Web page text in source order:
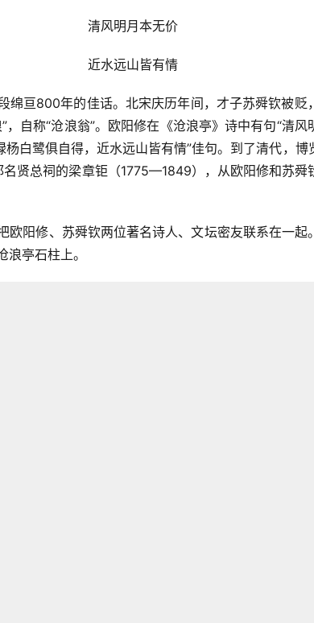
清风明月本无价
近水远山皆有情
绵亘800年的佳话。北宋庆历年间，才子苏舜钦被贬
自称“沧浪翁”。欧阳修在《沧浪亭》诗中有句“清
杨白鹭俱自得，近水远山皆有情”佳句。到了清代，博
贤总祠的梁章钜（1775—1849），从欧阳修和苏舜
欧阳修、苏舜钦两位著名诗人、文坛密友联系在一起
亭石柱上。